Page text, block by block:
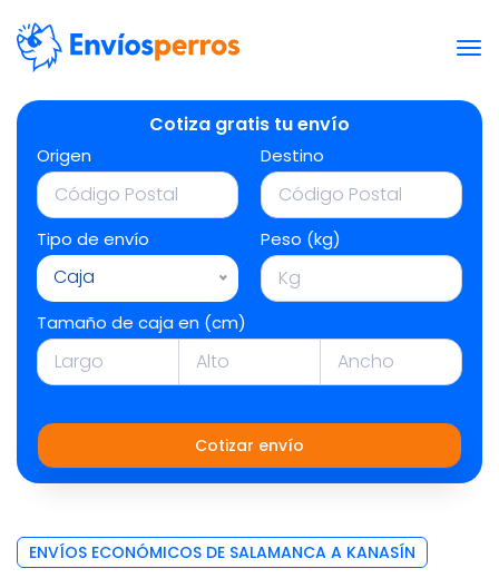
Cotiza gratis tu envío
Origen Destino
Tipo de envío
Caja
Peso (kg)
Tamaño de caja en (cm)
Cotizar envío
ENVÍOS ECONÓMICOS DE SALAMANCA A KANASÍN